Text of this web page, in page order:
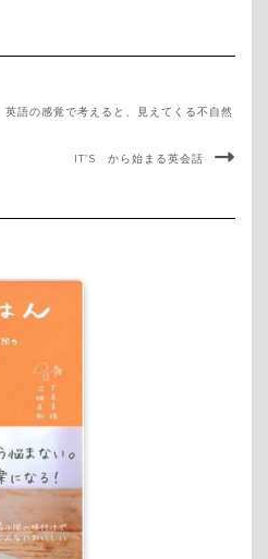
語の感覚で考えると、見えてくる不自然
IT’S から始まる英会話